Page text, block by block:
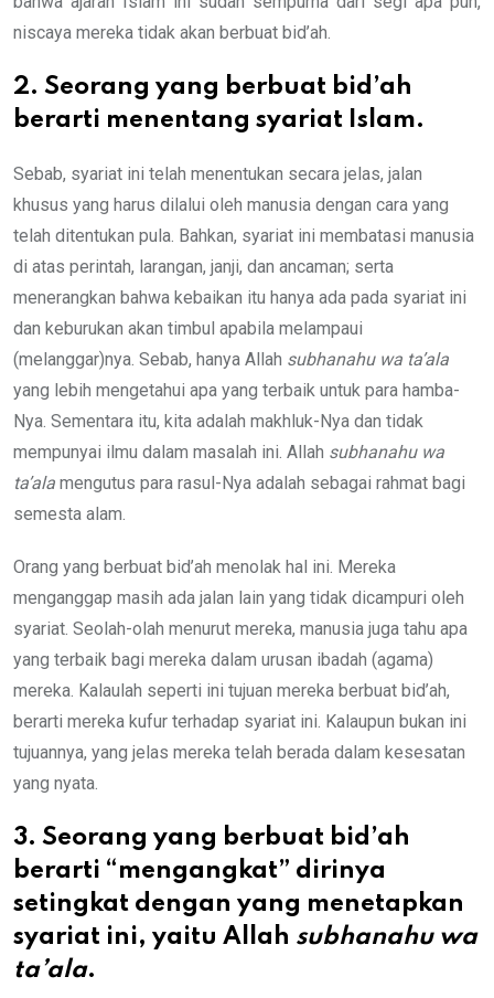
niscaya mereka tidak akan berbuat bid’ah.
2. Seorang yang berbuat bid’ah
berarti menentang syariat Islam.
Sebab, syariat ini telah menentukan secara jelas, jalan
khusus yang harus dilalui oleh manusia dengan cara yang
telah ditentukan pula. Bahkan, syariat ini membatasi manusia
di atas perintah, larangan, janji, dan ancaman; serta
menerangkan bahwa kebaikan itu hanya ada pada syariat ini
dan keburukan akan timbul apabila melampaui
(melanggar)nya. Sebab, hanya Allah subhanahu wa ta’ala
yang lebih mengetahui apa yang terbaik untuk para hamba-
Nya. Sementara itu, kita adalah makhluk-Nya dan tidak
mempunyai ilmu dalam masalah ini. Allah subhanahu wa
ta’ala mengutus para rasul-Nya adalah sebagai rahmat bagi
semesta alam.
Orang yang berbuat bid’ah menolak hal ini. Mereka
menganggap masih ada jalan lain yang tidak dicampuri oleh
syariat. Seolah-olah menurut mereka, manusia juga tahu apa
yang terbaik bagi mereka dalam urusan ibadah (agama)
mereka. Kalaulah seperti ini tujuan mereka berbuat bid’ah,
berarti mereka kufur terhadap syariat ini. Kalaupun bukan ini
tujuannya, yang jelas mereka telah berada dalam kesesatan
yang nyata.
3. Seorang yang berbuat bid’ah
berarti “mengangkat” dirinya
setingkat dengan yang menetapkan
syariat ini, yaitu Allah subhanahu wa
ta’ala.